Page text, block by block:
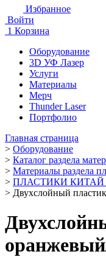
Избранное
Войти
1 Корзина
Оборудование
3D УФ Лазер
Услуги
Материалы
Мерч
Thunder Laser
Портфолио
Главная страница
> Оборудование
> Каталог раздела
> Материалы раздела
> ПЛАСТИКИ КИТАЙ
> Двухслойный